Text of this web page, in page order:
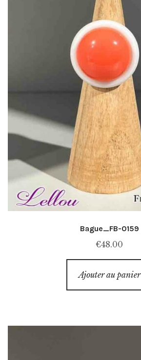
Bague_FB-0159
€48.00
Ajouter au panier